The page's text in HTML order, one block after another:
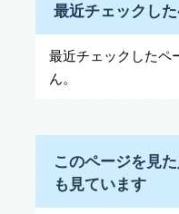
最近チェックし
最近チェックしたペ
ん。
このページを見
も見ています